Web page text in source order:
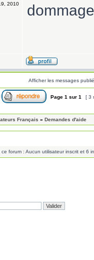
2010
Afficher les messages
Page 1 sur 1 [ 3
Français » Demandes d'aide
forum : Aucun utilisateur inscrit et 6